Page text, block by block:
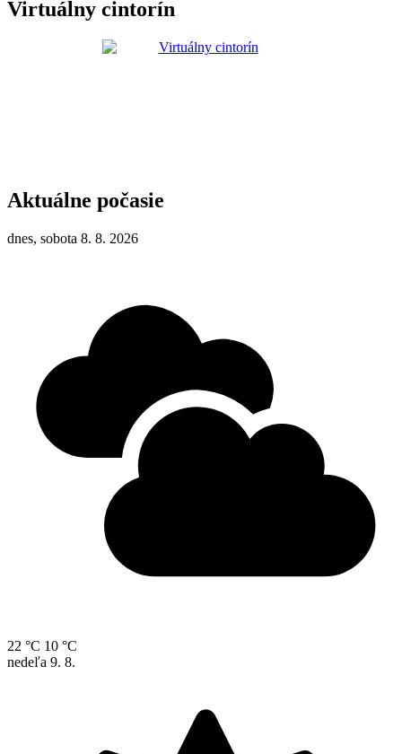
Virtuálny cintorín
Aktuálne počasie
dnes, sobota 8. 8. 2026
22 °C 10 °C
nedeľa 9. 8.